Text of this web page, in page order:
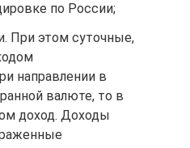
по России;
При этом суточные,
направлении в
валюте, то в
доход. Доходы